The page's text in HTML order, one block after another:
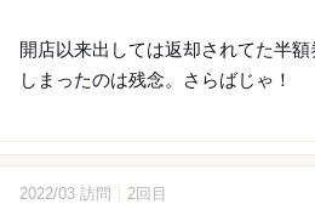
開店以来出しては返却されてた半
しまったのは残念。さらばじゃ！
2022/03 訪問 2回目